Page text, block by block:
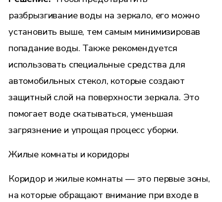
разбрызгивание воды на зеркало, его можно
установить выше, тем самым минимизировав
попадание воды. Также рекомендуется
использовать специальные средства для
автомобильных стекол, которые создают
защитный слой на поверхности зеркала. Это
помогает воде скатываться, уменьшая
загрязнение и упрощая процесс уборки.
Жилые комнаты и коридоры
Коридор и жилые комнаты — это первые зоны,
на которые обращают внимание при входе в